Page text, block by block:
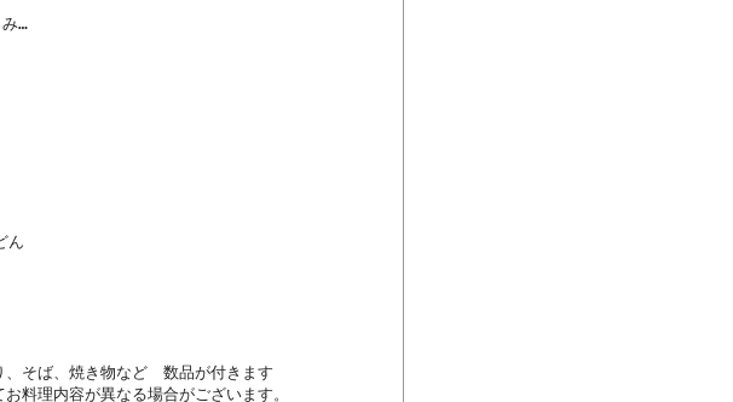
み…
ん
そば、焼き物など　数品が付きます
料理内容が異なる場合がございます。